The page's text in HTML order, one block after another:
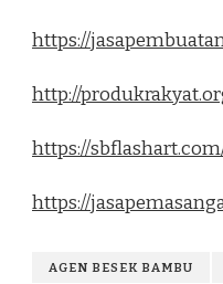
https://
http://
https://
https://
AGEN BESEK BAMBU